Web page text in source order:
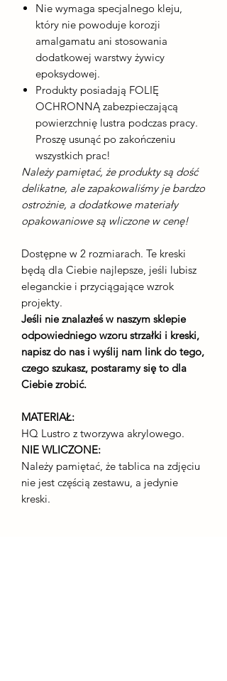
Nie wymaga specjalnego kleju,
który nie powoduje korozji
amalgamatu ani stosowania
dodatkowej warstwy żywicy
epoksydowej.
Produkty posiadają FOLIĘ
OCHRONNĄ zabezpieczającą
powierzchnię lustra podczas pracy.
Proszę usunąć po zakończeniu
wszystkich prac!
Należy pamiętać, że produkty są dość
delikatne, ale zapakowaliśmy je bardzo
ostrożnie, a dodatkowe materiały
opakowaniowe są wliczone w cenę!
Dostępne w 2 rozmiarach. Te kreski
będą dla Ciebie najlepsze, jeśli lubisz
eleganckie i przyciągające wzrok
projekty.
Jeśli nie znalazłeś w naszym sklepie
odpowiedniego wzoru strzałki i kreski,
napisz do nas i wyślij nam link do tego,
czego szukasz, postaramy się to dla
Ciebie zrobić.
MATERIAŁ:
HQ Lustro z tworzywa akrylowego.
NIE WLICZONE:
Należy pamiętać, że tablica na zdjęciu
nie jest częścią zestawu, a jedynie
kreski.